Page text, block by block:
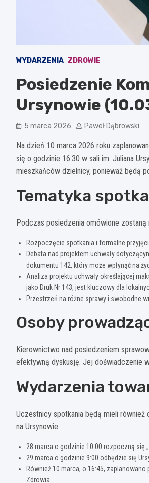
WYDARZENIA ZDROWIE
Posiedzenie
Ursynowie
5 marca 2026 Paweł Dąbrowski
Na dzień 10 marca 2026 roku
się o godzinie 16:30 w sali im. Juliana
mieszkańców dzielnicy, ponieważ będą
Tematyka
Podczas posiedzenia omówione
Rozpoczęcie spotkania i formalne
Debata nad projektem uchwały
dokumentu 142, który może wpłynąć na
Analiza projektu uchwały określającej
jako Druk Nr 143, jest kluczowy dla
Przestrzeń na różne sprawy i swobodne
Osoby
Kierownictwo nad posiedzeniem
efektywną dyskusję. Jej doświadczenie
Wydarzenia
Uczestnicy spotkania będą mieli
na Ursynowie:
28 marca o godzinie 10:00 rozpoczną się
29 marca o godzinie 9:00 odbędzie się
Również 10 marca, o 16:45,
Zdrowia.